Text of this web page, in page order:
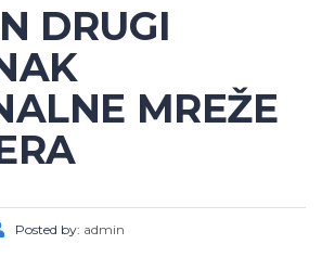
DRUGI
MREŽE
Posted by: admin